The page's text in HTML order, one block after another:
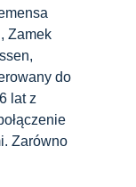
Zamek
do
lat z
Zarówno